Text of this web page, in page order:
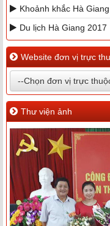
Khoảnh khắc Hà Giang
Du lịch Hà Giang 2017
Website đơn vị trực
--Chọn đơn vị trực
Thư viện ảnh